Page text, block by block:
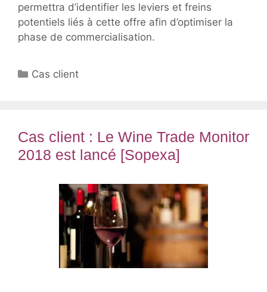
permettra d’identifier les leviers et freins
potentiels liés à cette offre afin d’optimiser la
phase de commercialisation.
Catégories
Cas client
Cas client : Le Wine Trade Monitor
2018 est lancé [Sopexa]